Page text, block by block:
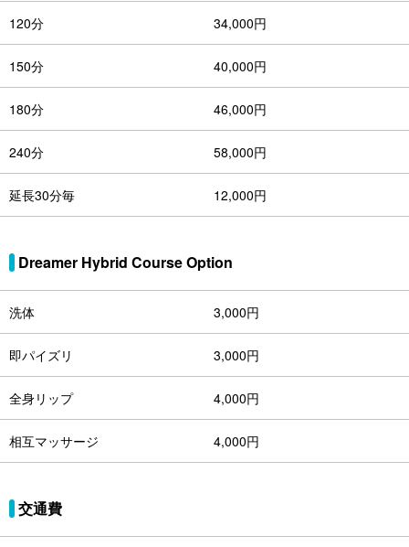
120分 34,000円
150分 40,000円
180分 46,000円
240分 58,000円
延長30分毎 12,000円
Dreamer Hybrid Course Option
洗体 3,000円
即パイズリ 3,000円
全身リップ 4,000円
相互マッサージ 4,000円
交通費